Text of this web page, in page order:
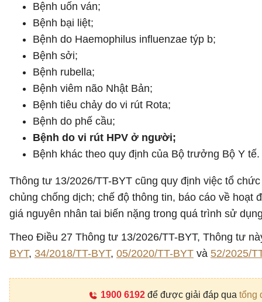
Bệnh uốn ván;
Bệnh bại liệt;
Bệnh do Haemophilus influenzae týp b;
Bệnh sởi;
Bệnh rubella;
Bệnh viêm não Nhật Bản;
Bệnh tiêu chảy do vi rút Rota;
Bệnh do phế cầu;
Bệnh do vi rút HPV ở người;
Bệnh khác theo quy định của Bộ trưởng Bộ Y tế.
Thông tư 13/2026/TT-BYT cũng quy định việc tổ
chủng chống dịch; chế độ thông tin, báo cáo về
giá nguyên nhân tai biến nặng trong quá trình sử
Theo Điều 27 Thông tư 13/2026/TT-BYT, Thông tư
BYT, 34/2018/TT-BYT, 05/2020/TT-BYT và 52/2025/
1900 6192để được giải đáp qua tổng